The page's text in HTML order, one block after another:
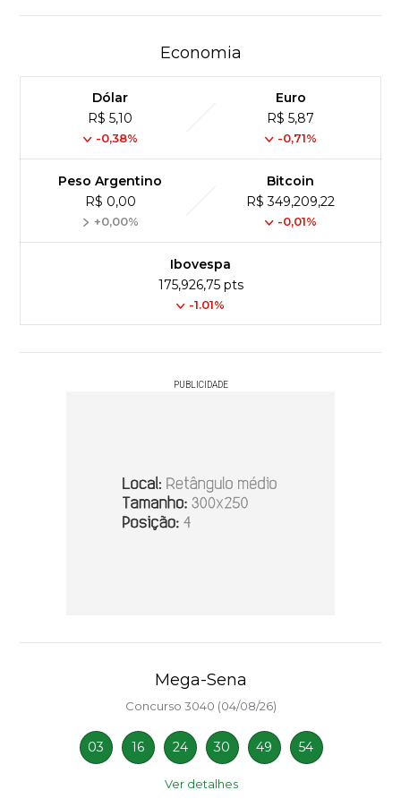
Economia
Dólar
R$ 5,10
-0,38%
Euro
R$ 5,87
-0,71%
Peso Argentino
R$ 0,00
+0,00%
Bitcoin
R$ 349,209,22
-0,01%
Ibovespa
175,926,75 pts
-1.01%
PUBLICIDADE
Mega-Sena
Concurso 3040 (04/08/26)
03 16 24 30 49 54
Ver detalhes